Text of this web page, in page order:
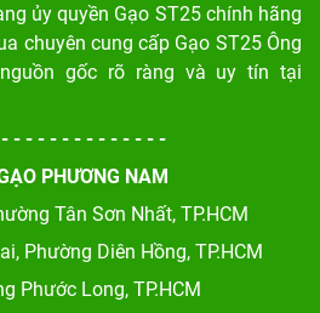
ủy quyền Gạo ST25 chính hãng
chuyên cung cấp Gạo ST25 Ông
gốc rõ ràng và uy tín tại
- - - - - - - - - - - - -
PHƯƠNG NAM
ờng Tân Sơn Nhất, TP.HCM
Phường Diên Hồng, TP.HCM
Phước Long, TP.HCM